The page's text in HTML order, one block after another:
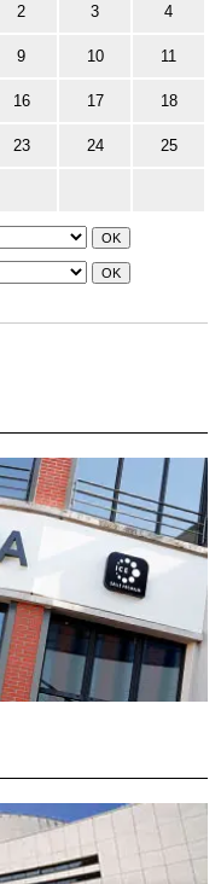
2 3 4
9 10 11
16 17 18
23 24 25